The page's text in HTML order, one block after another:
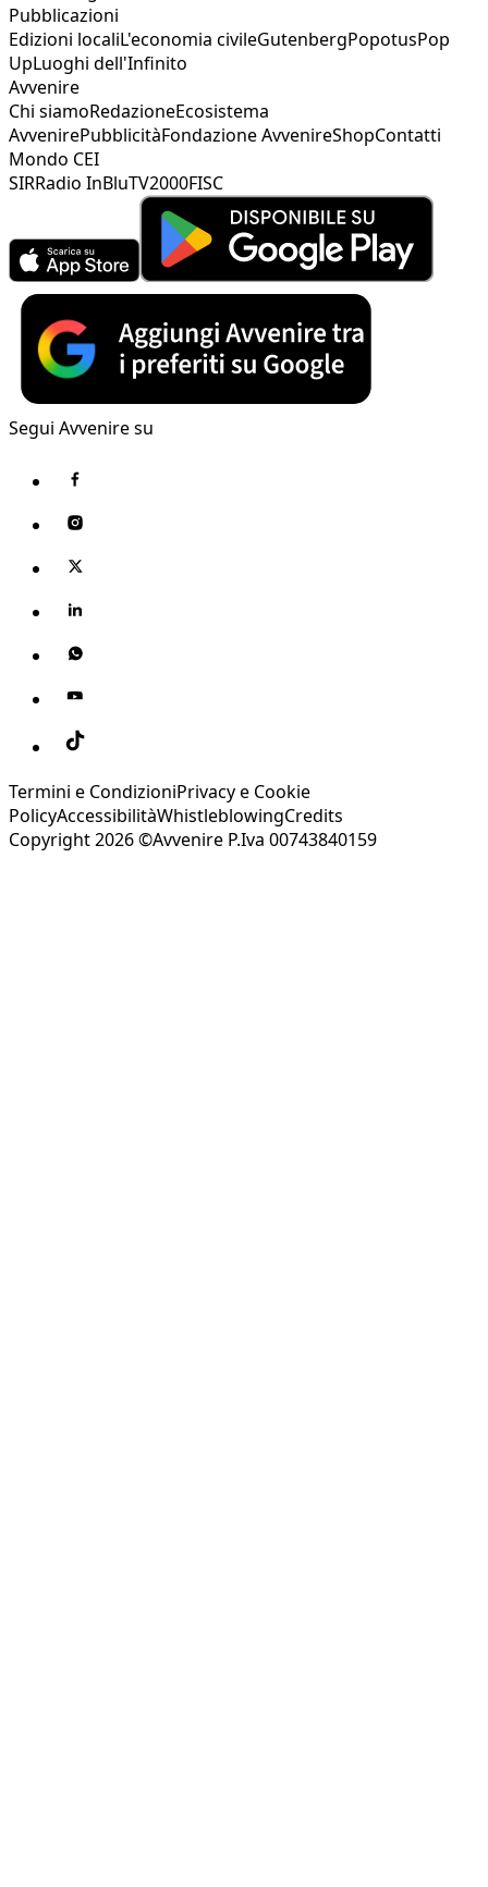
Pubblicazioni
Edizioni localiL'economia civileGutenbergPopotusPop
UpLuoghi dell'Infinito
Avvenire
Chi siamoRedazioneEcosistema
AvvenirePubblicitàFondazione AvvenireShopContatti
Mondo CEI
SIRRadio InBluTV2000FISC
Segui Avvenire su
Termini e CondizioniPrivacy e Cookie
PolicyAccessibilitàWhistleblowingCredits
Copyright 2026 ©Avvenire P.Iva 00743840159